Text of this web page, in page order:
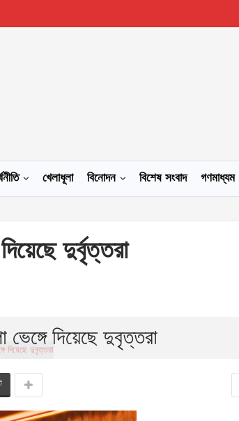
খেলাধূলা বিনোদন বিশেষ সংবাদ গণমাধ্যম
দুর্বৃত্তরা
ভেঙ্গে দিয়েছে দুবৃত্তরা